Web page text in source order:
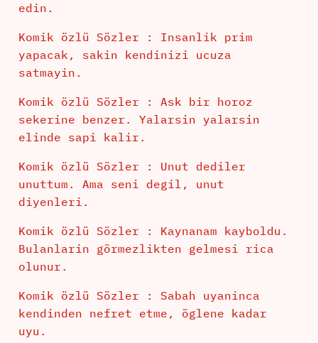
edin.
Komik özlü Sözler : Insanlik prim
yapacak, sakin kendinizi ucuza
satmayin.
Komik özlü Sözler : Ask bir horoz
sekerine benzer. Yalarsin yalarsin
elinde sapi kalir.
Komik özlü Sözler : Unut dediler
unuttum. Ama seni degil, unut
diyenleri.
Komik özlü Sözler : Kaynanam kayboldu.
Bulanlarin görmezlikten gelmesi rica
olunur.
Komik özlü Sözler : Sabah uyaninca
kendinden nefret etme, öglene kadar
uyu.